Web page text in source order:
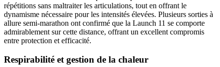
répétitions sans maltraiter les articulations, tout en offrant le
dynamisme nécessaire pour les intensités élevées. Plusieurs sorties à
allure semi-marathon ont confirmé que la Launch 11 se comporte
admirablement sur cette distance, offrant un excellent compromis
entre protection et efficacité.
Respirabilité et gestion de la chaleur